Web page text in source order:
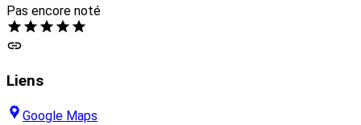
Pas encore noté
Liens
Google Maps